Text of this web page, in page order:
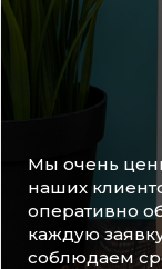
Мы очень
наших
оперативно
каждую
соблюдаем